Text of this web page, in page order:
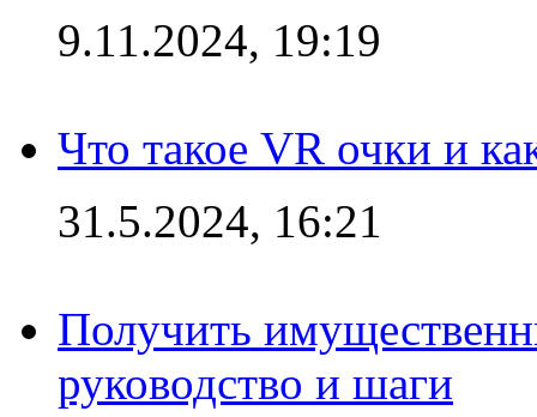
9.11.2024, 19:19
Что такое VR очки и
31.5.2024, 16:21
Получить
руководство и шаги